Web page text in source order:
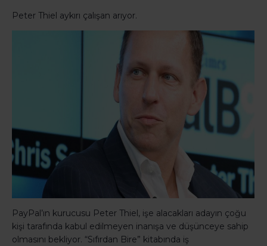
Peter Thiel aykırı çalışan arıyor.
PayPal’ın kurucusu Peter Thiel, işe alacakları adayın çoğu
kişi tarafında kabul edilmeyen inanışa ve düşünceye sahip
olmasını bekliyor. “Sıfırdan Bire” kitabında iş